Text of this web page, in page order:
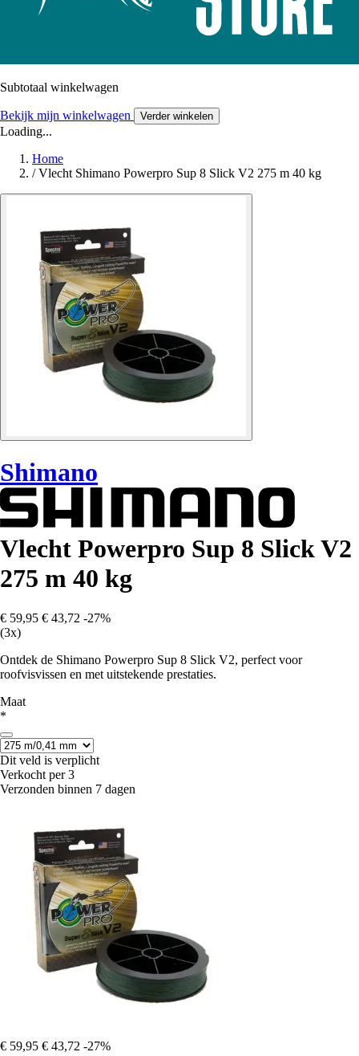
Subtotaal winkelwagen
Bekijk mijn winkelwagen Verder winkelen
Loading...
Home
/ Vlecht Shimano Powerpro Sup 8 Slick V2 275 m 40 kg
Shimano
Vlecht Powerpro Sup 8 Slick V2
275 m 40 kg
€ 59,95 € 43,72 -27%
(3x)
Ontdek de Shimano Powerpro Sup 8 Slick V2, perfect voor
roofvisvissen en met uitstekende prestaties.
Maat
*
Dit veld is verplicht
Verkocht per 3
Verzonden binnen 7 dagen
€ 59,95 € 43,72 -27%